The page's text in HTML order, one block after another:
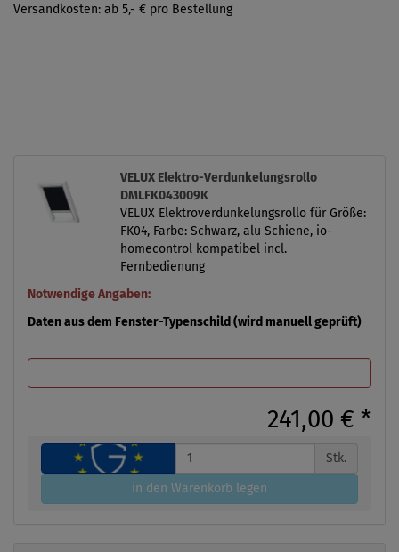
Versandkosten: ab 5,- € pro Bestellung
VELUX Elektro-Verdunkelungsrollo
DMLFK043009K
VELUX Elektroverdunkelungsrollo für Größe:
FK04, Farbe: Schwarz, alu Schiene, io-
homecontrol kompatibel incl.
Fernbedienung
Notwendige Angaben:
Daten aus dem Fenster-Typenschild (wird manuell geprüft)
241,00 € *
Stk.
in den Warenkorb legen